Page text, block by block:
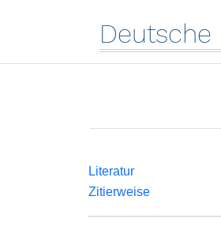
Deutsche
Literatur
Zitierweise